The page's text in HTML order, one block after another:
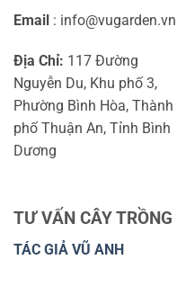
Email : info@vugarden.vn
Địa Chỉ: 117 Đường
Nguyễn Du, Khu phố 3,
Phường Bình Hòa, Thành
phố Thuận An, Tỉnh Bình
Dương
TƯ VẤN CÂY TRỒNG
TÁC GIẢ VŨ ANH